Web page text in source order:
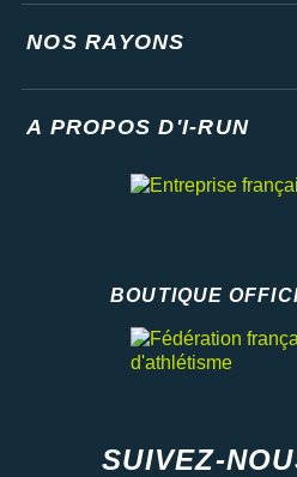
NOS RAYONS
A PROPOS D'I-RUN
BOUTIQUE
SUIVEZ-